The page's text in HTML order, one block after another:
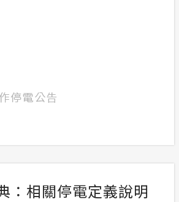
：相關停電定義說明